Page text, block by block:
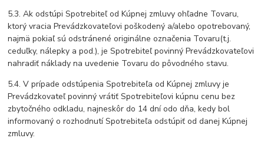
5.3. Ak odstúpi Spotrebiteľ od Kúpnej zmluvy ohľadne Tovaru,
ktorý vracia Prevádzkovateľovi poškodený a/alebo opotrebovaný,
najmä pokiaľ sú odstránené originálne označenia Tovaru(t.j.
ceduľky, nálepky a pod.), je Spotrebiteľ povinný Prevádzkovateľovi
nahradiť náklady na uvedenie Tovaru do pôvodného stavu.
5.4. V prípade odstúpenia Spotrebiteľa od Kúpnej zmluvy je
Prevádzkovateľ povinný vrátiť Spotrebiteľovi kúpnu cenu bez
zbytočného odkladu, najneskôr do 14 dní odo dňa, kedy bol
informovaný o rozhodnutí Spotrebiteľa odstúpiť od danej Kúpnej
zmluvy.